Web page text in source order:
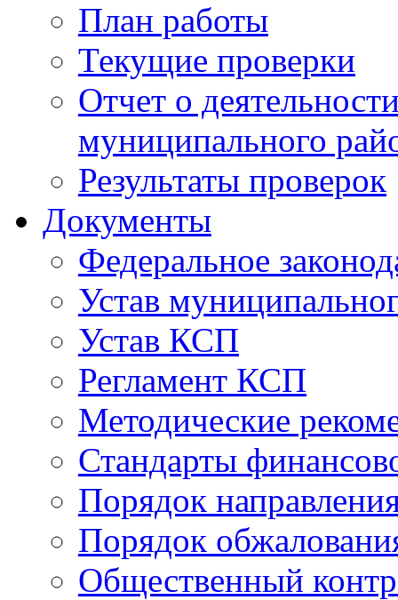
План работы
Текущие проверки
Отчет о
муниципального
Результаты проверок
Документы
Федеральное
Устав
Устав КСП
Регламент КСП
Методические
Стандарты
Порядок
Порядок
Общественный